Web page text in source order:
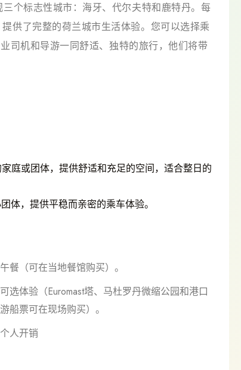
个标志性城市：海牙、代尔夫特和鹿特丹。每
供了完整的荷兰城市生活体验。您可以选择乘
司机和导游一同舒适、独特的旅行，他们将带
庭或团体，提供舒适和充足的空间，适合整日的
体，提供平稳而亲密的乘车体验。
午餐（可在当地餐馆购买）。
可选体验（Euromast塔、马杜罗丹微缩公园和港口
游船票可在现场购买）。
个人开销